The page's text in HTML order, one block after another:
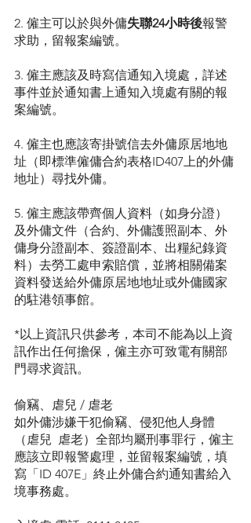
2. 僱主可以於與外傭失聯24小時後報警
求助，留報案編號。
3. 僱主應該及時寫信通知入境處，詳述
事件並於通知書上通知入境處有關的報
案編號。
4. 僱主也應該寄掛號信去外傭原居地地
址（即標準僱傭合約表格ID407上的外傭
地址）尋找外傭。
5. 僱主應該帶齊個人資料（如身分證）
及外傭文件（合約、外傭護照副本、外
傭身分證副本、簽證副本、出糧紀錄資
料）去勞工處申索賠償，並將相關備案
資料發送給外傭原居地地址或外傭國家
的駐港領事館。
*以上資訊只供參考，本司不能為以上資
訊作出任何擔保，僱主亦可致電有關部
門尋求資訊。
偷竊、虐兒 / 虐老
如外傭涉嫌干犯偷竊、侵犯他人身體
（虐兒  虐老）全部均屬刑事罪行，僱主
應該立即報警處理，並留報案編號，填
寫「ID 407E」終止外傭合約通知書給入
境事務處。